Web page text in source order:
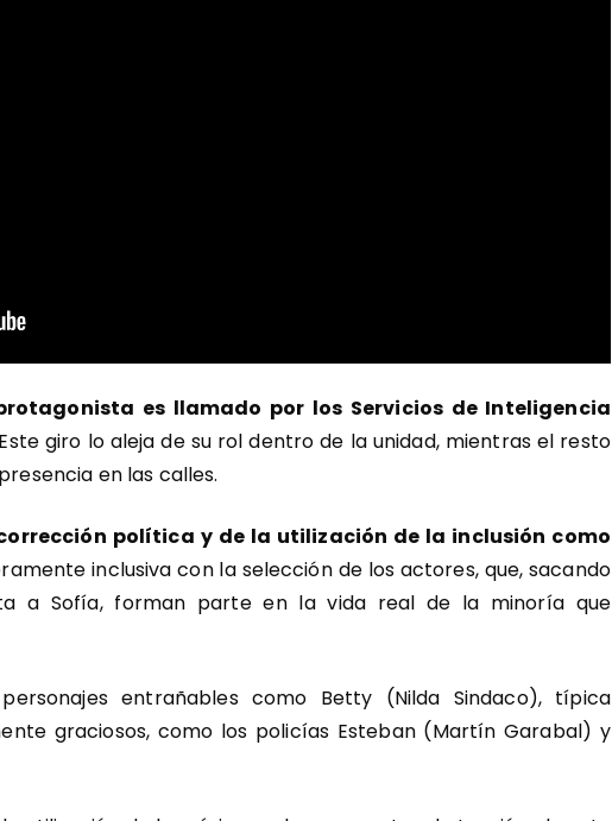
es llamado por los Servicios de Inteligencia
giro lo aleja de su rol dentro de la unidad, mientras el resto
en las calles.
política y de la utilización de la inclusión como
inclusiva con la selección de los actores, que, sacando
a Sofía, forman parte en la vida real de la minoría que
entrañables como Betty (Nilda Sindaco), típica
graciosos, como los policías Esteban (Martín Garabal) y